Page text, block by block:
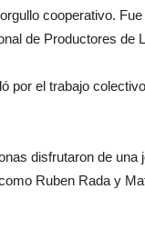
cooperativo.
de Productores de
por el trabajo
disfrutaron de
Ruben Rada y